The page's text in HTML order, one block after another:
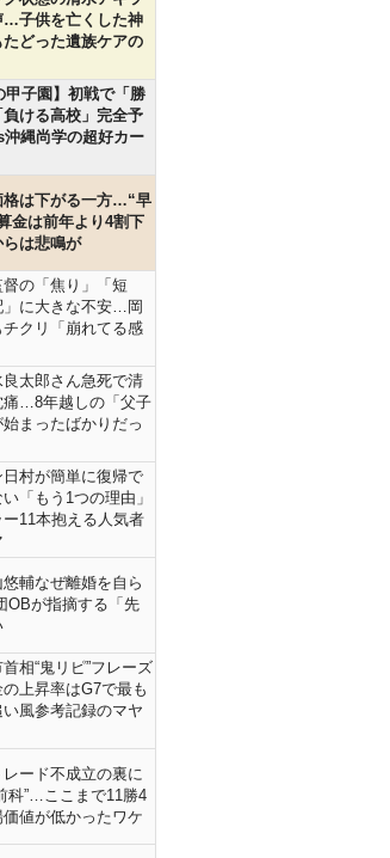
…子供を亡くした神
たどった遺族ケアの
甲子園】初戦で「勝
ける高校」完全予
縄尚学の超好カー
格は下がる一方…“早
金は前年より4割下
らは悲鳴が
の「焦り」「短
」に大きな不安…岡
チクリ「崩れてる感
太郎さん急死で清
痛…8年越しの「父子
まったばかりだっ
村が簡単に復帰で
「もう1つの理由」
11本抱える人気者
輔なぜ離婚を自ら
OBが指摘する「先
相“鬼リピ”フレーズ
の上昇率はG7で最も
風参考記録のマヤ
ード不成立の裏に
科”…ここまで11勝4
値が低かったワケ